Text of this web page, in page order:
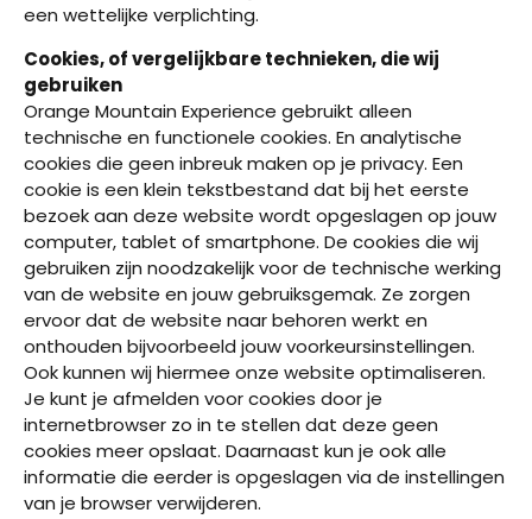
een wettelijke verplichting.
Cookies, of vergelijkbare technieken, die wij
gebruiken
Orange Mountain Experience gebruikt alleen
technische en functionele cookies. En analytische
cookies die geen inbreuk maken op je privacy. Een
cookie is een klein tekstbestand dat bij het eerste
bezoek aan deze website wordt opgeslagen op jouw
computer, tablet of smartphone. De cookies die wij
gebruiken zijn noodzakelijk voor de technische werking
van de website en jouw gebruiksgemak. Ze zorgen
ervoor dat de website naar behoren werkt en
onthouden bijvoorbeeld jouw voorkeursinstellingen.
Ook kunnen wij hiermee onze website optimaliseren.
Je kunt je afmelden voor cookies door je
internetbrowser zo in te stellen dat deze geen
cookies meer opslaat. Daarnaast kun je ook alle
informatie die eerder is opgeslagen via de instellingen
van je browser verwijderen.